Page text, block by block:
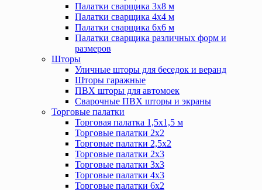
Палатки сварщика 3х8 м
Палатки сварщика 4х4 м
Палатки сварщика 6х6 м
Палатки сварщика различных форм и
размеров
Шторы
Уличные шторы для беседок и веранд
Шторы гаражные
ПВХ шторы для автомоек
Сварочные ПВХ шторы и экраны
Торговые палатки
Торговая палатка 1,5х1,5 м
Торговые палатки 2х2
Торговые палатки 2,5х2
Торговые палатки 2х3
Торговые палатки 3х3
Торговые палатки 4х3
Торговые палатки 6х2